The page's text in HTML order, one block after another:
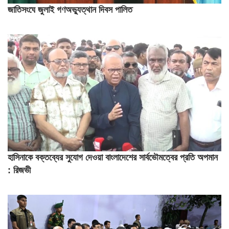
জাতিসংঘে জুলাই গণঅভ্যুত্থান দিবস পালিত
হাসিনাকে বক্তব্যের সুযোগ দেওয়া বাংলাদেশের সার্বভৌমত্বের প্রতি অপমান
: রিজভী